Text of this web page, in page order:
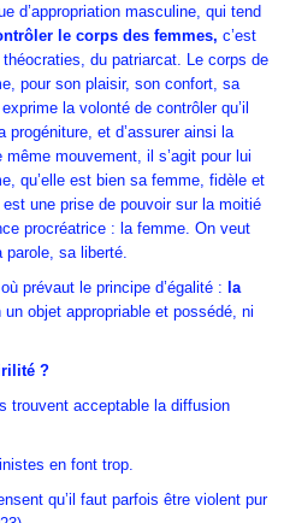
d’appropriation masculine, qui tend
le corps des femmes, c’est
du patriarcat. Le corps de
pour son plaisir, son confort, sa
la volonté de contrôler qu’il
progéniture, et d’assurer ainsi la
mouvement, il s’agit pour lui
qu’elle est bien sa femme, fidèle et
est une prise de pouvoir sur la moitié
procréatrice : la femme. On veut
sa liberté.
prévaut le principe d’égalité : la
un objet appropriable et possédé, ni
?
trouvent acceptable la diffusion
en font trop.
qu’il faut parfois être violent pur